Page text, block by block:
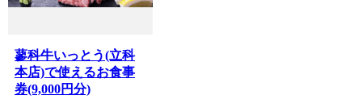
蓼科牛いっとう(立科
本店)で使えるお食事
券(9,000円分)